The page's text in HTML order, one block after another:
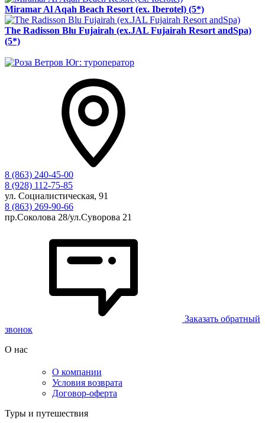
Miramar Al Aqah Beach Resort (ex. Iberotel) (5*)
The Radisson Blu Fujairah (ex.JAL Fujairah Resort andSpa)
(5*)
8 (863) 240-45-00
8 (928) 112-75-85
ул. Социалистическая, 91
8 (863) 269-90-66
пр.Соколова 28/ул.Суворова 21
Заказать обратный
звонок
О нас
О компании
Условия возврата
Договор-оферта
Туры и путешествия